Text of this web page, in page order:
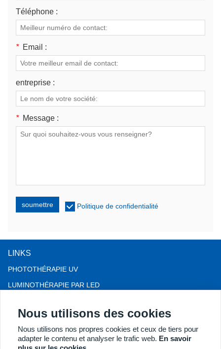
Téléphone :
* Email :
entreprise :
* Message :
soumettre Politique de confidentialité
LINKS
PHOTOTHÉRAPIE UV
LUMINOTHÉRAPIE PAR LED
COLPOSCOPE
PLUS DE PRODUITS
Copyright® 2018 Kernel Medical Equipment Co.,LTD. Adresse de
Nous utilisons des cookies
Nous utilisons nos propres cookies et ceux de tiers pour
adapter le contenu et analyser le trafic web. En savoir